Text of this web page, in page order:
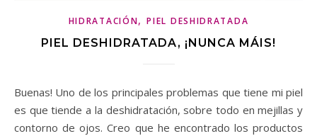
HIDRATACIÓN,PIEL DESHIDRATADA
PIEL DESHIDRATADA, ¡NUNCA MÁIS!
Buenas! Uno de los principales problemas que tiene mi piel
es que tiende a la deshidratación, sobre todo en mejillas y
contorno de ojos. Creo que he encontrado los productos